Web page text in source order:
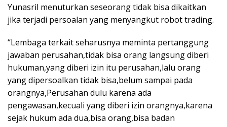
Yunasril menuturkan seseorang tidak bisa dikaitkan
jika terjadi persoalan yang menyangkut robot trading.
“Lembaga terkait seharusnya meminta pertanggung
jawaban perusahan,tidak bisa orang langsung diberi
hukuman,yang diberi izin itu perusahan,lalu orang
yang dipersoalkan tidak bisa,belum sampai pada
orangnya,Perusahan dulu karena ada
pengawasan,kecuali yang diberi izin orangnya,karena
sejak hukum ada dua,bisa orang,bisa badan